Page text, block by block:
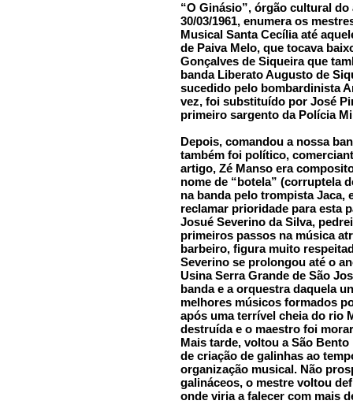
“O Ginásio”, órgão cultural
30/03/1961, enumera os
Musical Santa Cecília até
de Paiva Melo, que tocava
Gonçalves de Siqueira que
banda Liberato Augusto de
sucedido pelo bombardinista
vez, foi substituído por José
primeiro sargento da Polícia
Depois, comandou a nossa
também foi político,
artigo, Zé Manso era
nome de “botela” (corruptela
na banda pelo trompista Jaca,
reclamar prioridade para esta
Josué Severino da Silva,
primeiros passos na música
barbeiro, figura muito
Severino se prolongou até o
Usina Serra Grande de São
banda e a orquestra daquela
melhores músicos formados
após uma terrível cheia do rio
destruída e o maestro foi
Mais tarde, voltou a São
de criação de galinhas ao
organização musical. Não
galináceos, o mestre voltou
onde viria a falecer com mais